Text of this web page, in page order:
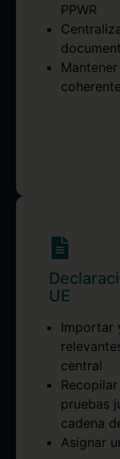
PPWR
UE
Importar
central
pruebas
cadena
Asignar